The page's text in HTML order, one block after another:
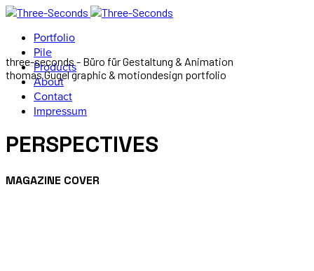
Portfolio
Pile
Products
About
Contact
Impressum
three-seconds - Büro für Gestaltung & Animation
thomas Gugel graphic & motiondesign portfolio
PERSPECTIVES
MAGAZINE COVER